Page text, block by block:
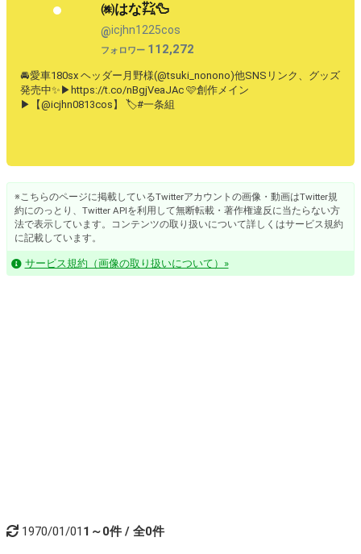
㈱はな㌠🦆
@icjhn1225cos
フォロワー 112,272
🚘愛車180sx ヘッダー月野様(@tsuki_nonono)他SNSリンク、グッズ
発売中✨▶︎https://t.co/nBgjVeaJAc 🩷創作メイン
▶︎【@icjhn0813cos】 🏷️#一条組
※こちらのページに掲載しているTwitterアカウントの画像・動画はTwitter規
約にのっとり、Twitter APIを利用して無断転載・著作権違反に当たらない方
法で表示しています。コンテンツの取り扱いについて詳しくはサービス規約
に記載しています。
サービス規約（画像の取り扱いについて）»
1970/01/01 1～0件 / 全0件